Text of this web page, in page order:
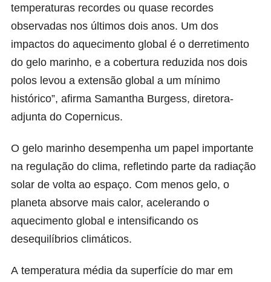
temperaturas recordes ou quase recordes
observadas nos últimos dois anos. Um dos
impactos do aquecimento global é o derretimento
do gelo marinho, e a cobertura reduzida nos dois
polos levou a extensão global a um mínimo
histórico”, afirma Samantha Burgess, diretora-
adjunta do Copernicus.
O gelo marinho desempenha um papel importante
na regulação do clima, refletindo parte da radiação
solar de volta ao espaço. Com menos gelo, o
planeta absorve mais calor, acelerando o
aquecimento global e intensificando os
desequilíbrios climáticos.
A temperatura média da superfície do mar em